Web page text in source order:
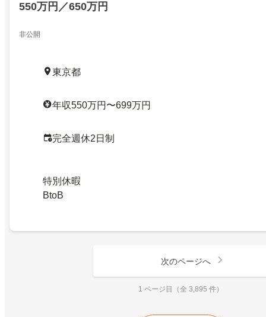
550万円／650万円
非公開
東京都
年収550万円〜699万円
完全週休2日制
特別休暇
BtoB
次のページへ
1 ページ目（全 3,895 件）